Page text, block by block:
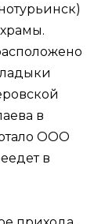
в
ООО
в